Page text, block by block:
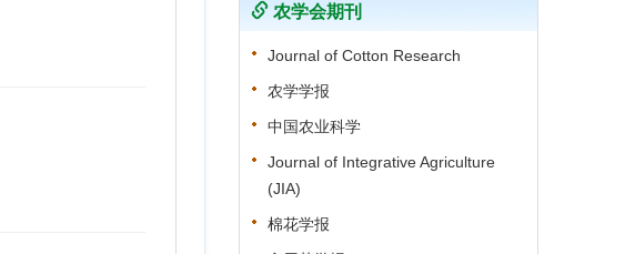
农学会期刊
Journal of Cotton Research
农学学报
中国农业科学
Journal of Integrative Agriculture
(JIA)
棉花学报